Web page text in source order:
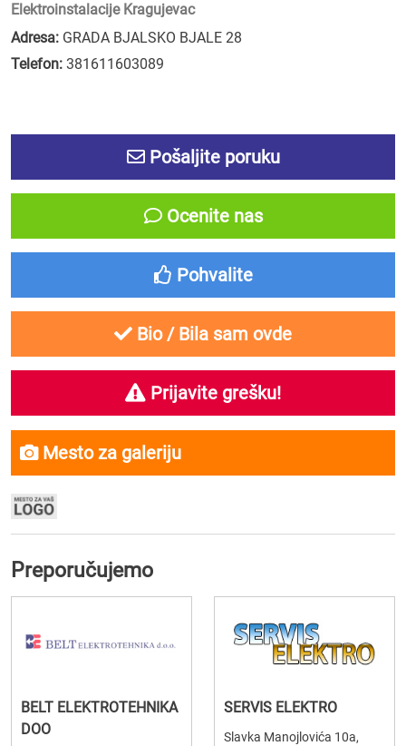
Elektroinstalacije Kragujevac
Adresa: GRADA BJALSKO BJALE 28
Telefon: 381611603089
Pošaljite poruku
Ocenite nas
Pohvalite
Bio / Bila sam ovde
Prijavite grešku!
Mesto za galeriju
Preporučujemo
BELT ELEKTROTEHNIKA
DOO
SERVIS ELEKTRO
Slavka Manojlovića 10a,